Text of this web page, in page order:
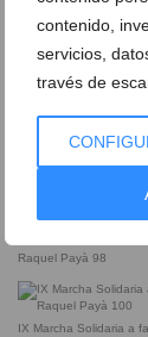
contenido,
servicios,
través de
IX Marcha Solidaria a
Raquel Payà 94
Raquel Payà 96
Raquel Payà 98
IX Marcha Solidaria a